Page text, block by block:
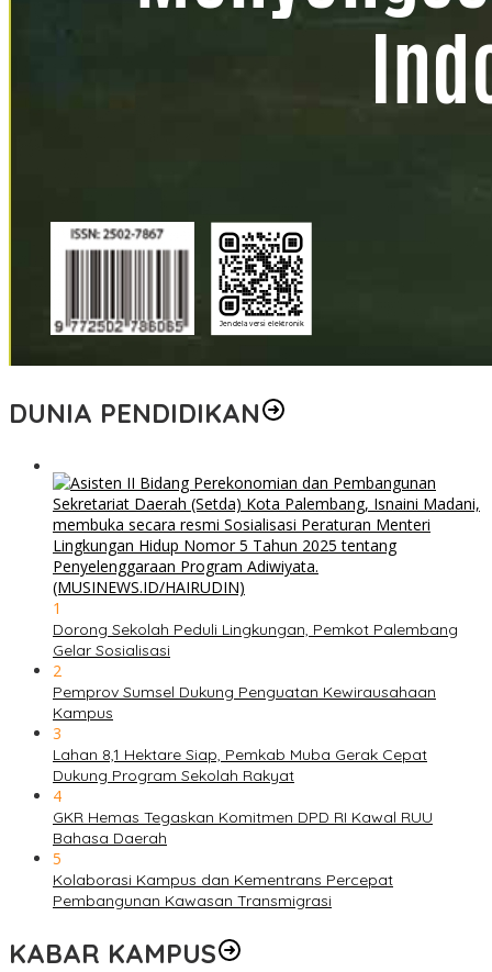
DUNIA PENDIDIKAN
1
Dorong Sekolah Peduli Lingkungan, Pemkot Palembang
Gelar Sosialisasi
2
Pemprov Sumsel Dukung Penguatan Kewirausahaan
Kampus
3
Lahan 8,1 Hektare Siap, Pemkab Muba Gerak Cepat
Dukung Program Sekolah Rakyat
4
GKR Hemas Tegaskan Komitmen DPD RI Kawal RUU
Bahasa Daerah
5
Kolaborasi Kampus dan Kementrans Percepat
Pembangunan Kawasan Transmigrasi
KABAR KAMPUS